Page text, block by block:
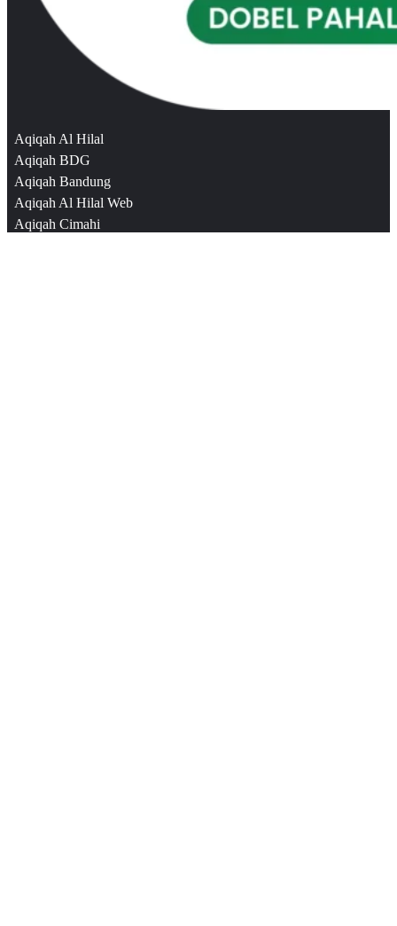
Aqiqah Al Hilal
Aqiqah BDG
Aqiqah Bandung
Aqiqah Al Hilal Web
Aqiqah Cimahi